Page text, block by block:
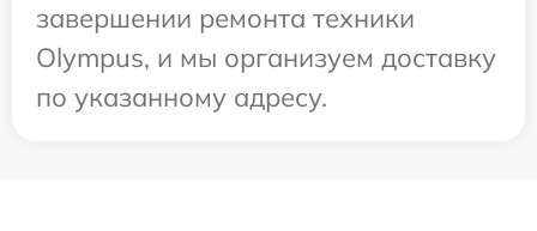
завершении ремонта техники
Olympus, и мы организуем доставку
по указанному адресу.